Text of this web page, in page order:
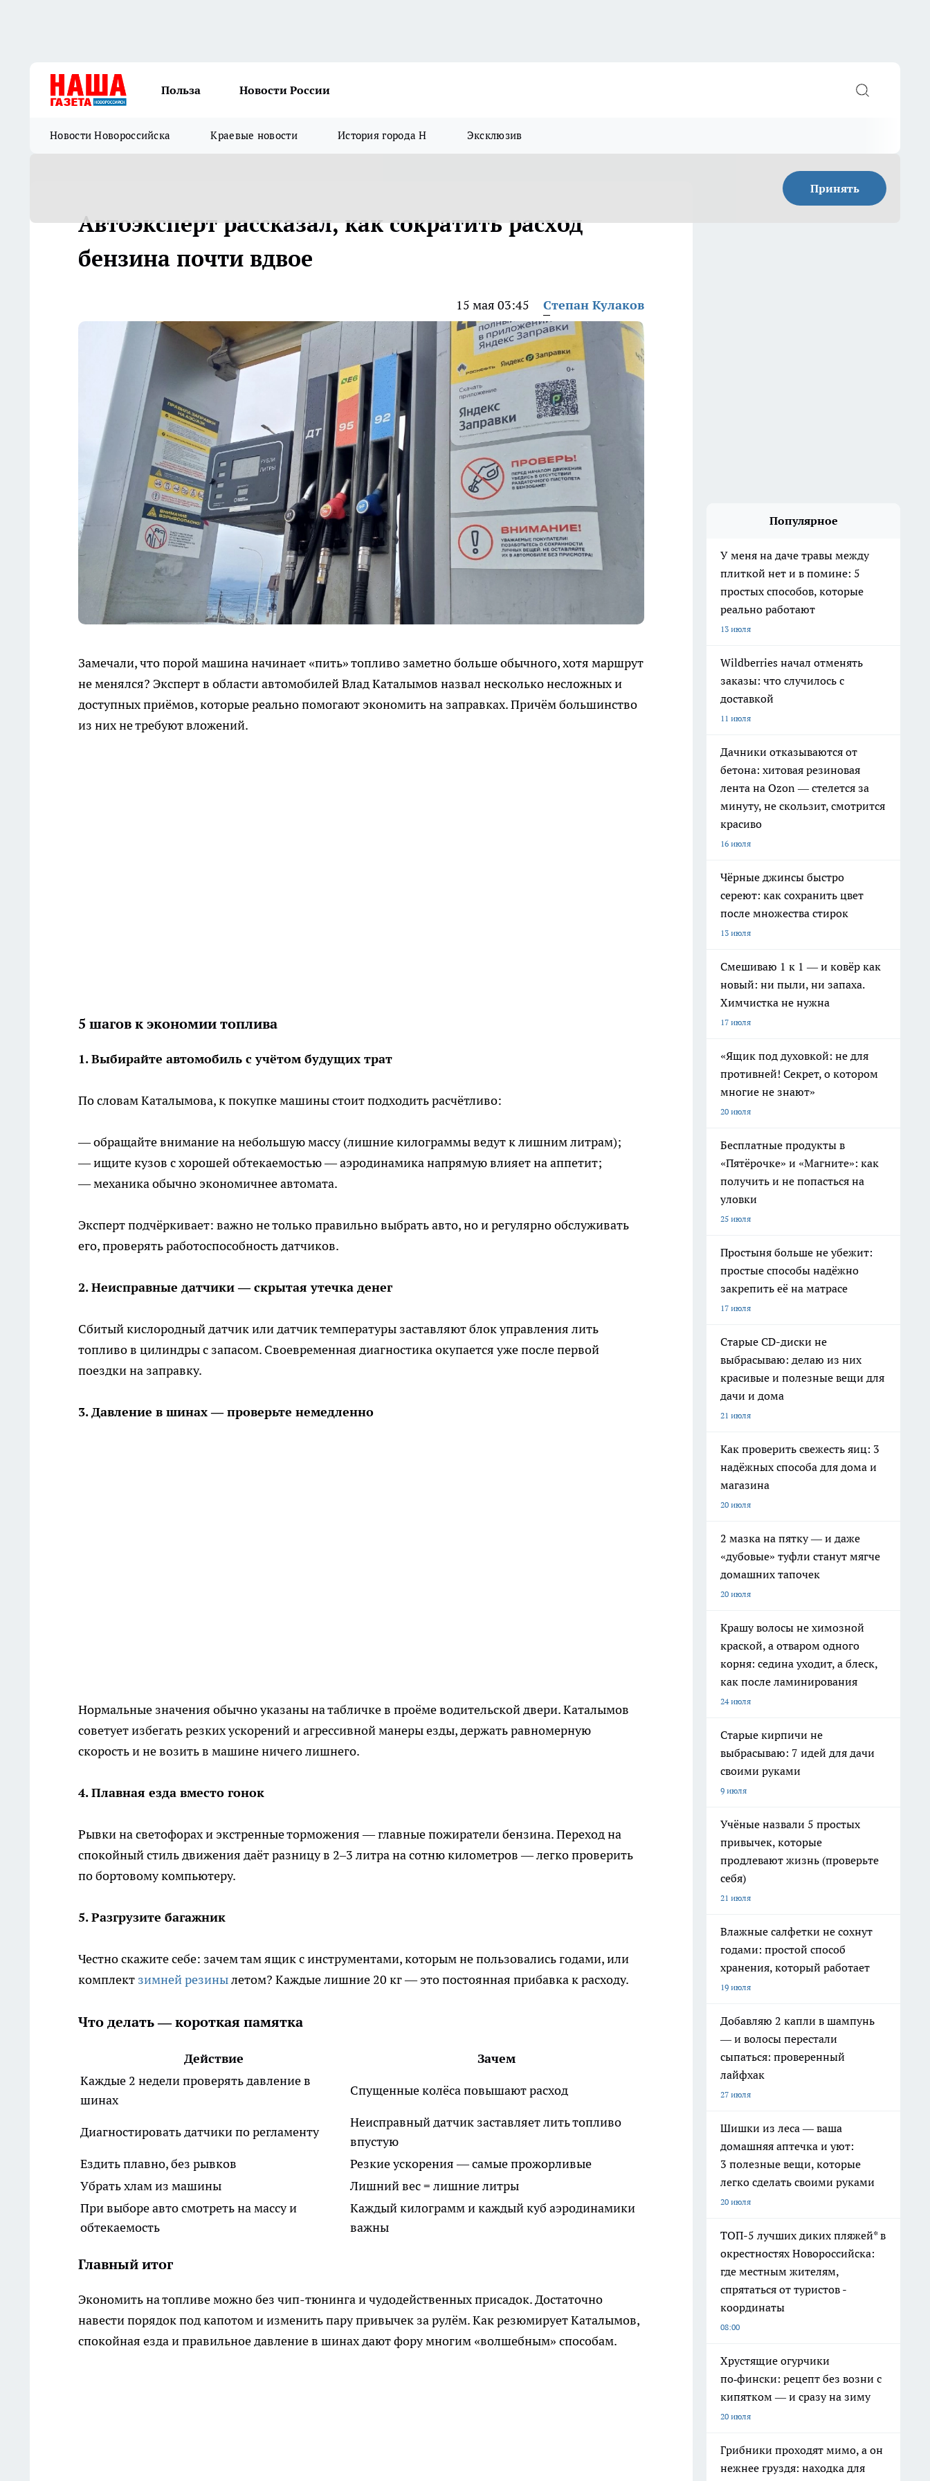
Польза Новости России
Новости Новороссийска Краевые новости История города Н Эксклюзив
Принять
Автоэксперт рассказал, как сократить расход
бензина почти вдвое
15 мая 03:45 Степан Кулаков
Замечали, что порой машина начинает «пить» топливо заметно больше обычного, хотя маршрут
не менялся? Эксперт в области автомобилей Влад Каталымов назвал несколько несложных и
доступных приёмов, которые реально помогают экономить на заправках. Причём большинство
из них не требуют вложений.
5 шагов к экономии топлива
1. Выбирайте автомобиль с учётом будущих трат
По словам Каталымова, к покупке машины стоит подходить расчётливо:
— обращайте внимание на небольшую массу (лишние килограммы ведут к лишним литрам);
— ищите кузов с хорошей обтекаемостью — аэродинамика напрямую влияет на аппетит;
— механика обычно экономичнее автомата.
Эксперт подчёркивает: важно не только правильно выбрать авто, но и регулярно обслуживать
его, проверять работоспособность датчиков.
2. Неисправные датчики — скрытая утечка денег
Сбитый кислородный датчик или датчик температуры заставляют блок управления лить
топливо в цилиндры с запасом. Своевременная диагностика окупается уже после первой
поездки на заправку.
3. Давление в шинах — проверьте немедленно
Нормальные значения обычно указаны на табличке в проёме водительской двери. Каталымов
советует избегать резких ускорений и агрессивной манеры езды, держать равномерную
скорость и не возить в машине ничего лишнего.
4. Плавная езда вместо гонок
Рывки на светофорах и экстренные торможения — главные пожиратели бензина. Переход на
спокойный стиль движения даёт разницу в 2–3 литра на сотню километров — легко проверить
по бортовому компьютеру.
5. Разгрузите багажник
Честно скажите себе: зачем там ящик с инструментами, которым не пользовались годами, или
комплект зимней резинылетом? Каждые лишние 20 кг — это постоянная прибавка к расходу.
Что делать — короткая памятка
Действие
Зачем
Каждые 2 недели проверять давление в
шинах
Спущенные колёса повышают расход
Диагностировать датчики по регламенту
Неисправный датчик заставляет лить топливо
впустую
Ездить плавно, без рывков
Резкие ускорения — самые прожорливые
Убрать хлам из машины
Лишний вес = лишние литры
При выборе авто смотреть на массу и
обтекаемость
Каждый килограмм и каждый куб аэродинамики
важны
Главный итог
Экономить на топливе можно без чип-тюнинга и чудодейственных присадок. Достаточно
навести порядок под капотом и изменить пару привычек за рулём. Как резюмирует Каталымов,
спокойная езда и правильное давление в шинах дают фору многим «волшебным» способам.
Популярное
У меня на даче травы между
плиткой нет и в помине: 5
простых способов, которые
реально работают
13 июля
Wildberries начал отменять
заказы: что случилось с
доставкой
11 июля
Дачники отказываются от
бетона: хитовая резиновая
лента на Ozon — стелется за
минуту, не скользит, смотрится
красиво
16 июля
Чёрные джинсы быстро
сереют: как сохранить цвет
после множества стирок
13 июля
Смешиваю 1 к 1 — и ковёр как
новый: ни пыли, ни запаха.
Химчистка не нужна
17 июля
«Ящик под духовкой: не для
противней! Секрет, о котором
многие не знают»
20 июля
Бесплатные продукты в
«Пятёрочке» и «Магните»: как
получить и не попасться на
уловки
25 июля
Простыня больше не убежит:
простые способы надёжно
закрепить её на матрасе
17 июля
Старые CD-диски не
выбрасываю: делаю из них
красивые и полезные вещи для
дачи и дома
21 июля
Как проверить свежесть яиц: 3
надёжных способа для дома и
магазина
20 июля
2 мазка на пятку — и даже
«дубовые» туфли станут мягче
домашних тапочек
20 июля
Крашу волосы не химозной
краской, а отваром одного
корня: седина уходит, а блеск,
как после ламинирования
24 июля
Старые кирпичи не
выбрасываю: 7 идей для дачи
своими руками
9 июля
Учёные назвали 5 простых
привычек, которые
продлевают жизнь (проверьте
себя)
21 июля
Влажные салфетки не сохнут
годами: простой способ
хранения, который работает
19 июля
Добавляю 2 капли в шампунь
— и волосы перестали
сыпаться: проверенный
лайфхак
27 июля
Шишки из леса — ваша
домашняя аптечка и уют:
3 полезные вещи, которые
легко сделать своими руками
20 июля
ТОП-5 лучших диких пляжей* в
окрестностях Новороссийска:
где местным жителям,
спрятаться от туристов -
координаты
08:00
Хрустящие огурчики
по‑фински: рецепт без возни с
кипятком — и сразу на зиму
20 июля
Грибники проходят мимо, а он
нежнее груздя: находка для